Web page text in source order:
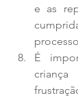
e as
É